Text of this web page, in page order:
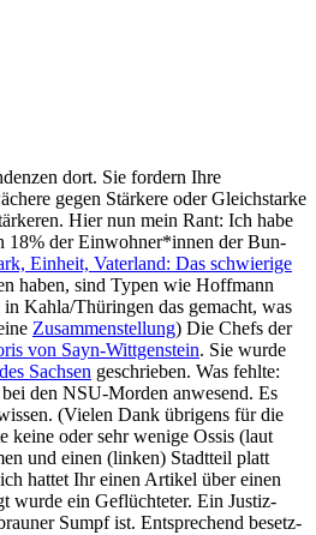
dort. Sie for­dern Ihre
gegen Stär­ke­re oder Gleich­star­ke
Hier nun mein Rant: Ich habe
18% der Einwohner*innen der Bun­
Ein­heit, Vater­land: Das schwie­ri­ge
haben, sind Typen wie Hoff­mann
Kahla/Thüringen das gemacht, was
Zusam­men­stel­lung) Die Chefs der
von Sayn-Witt­gen­stein. Sie wur­de
Sach­sen geschrie­ben. Was fehl­te:
den NSU-Mor­den anwe­send. Es
(Vie­len Dank übri­gens für die
kei­ne oder sehr weni­ge Ossis (laut
und einen (lin­ken) Stadt­teil platt
hat­tet Ihr einen Arti­kel über einen
wur­de ein Geflüch­te­ter. Ein Jus­tiz­
Sumpf ist. Ent­spre­chend besetz­